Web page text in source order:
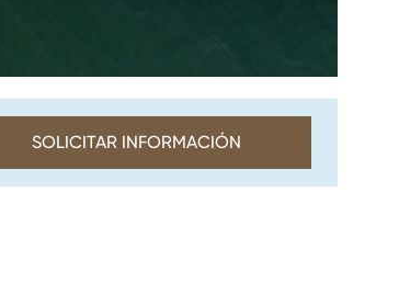
SOLICITAR INFORMACIÓN